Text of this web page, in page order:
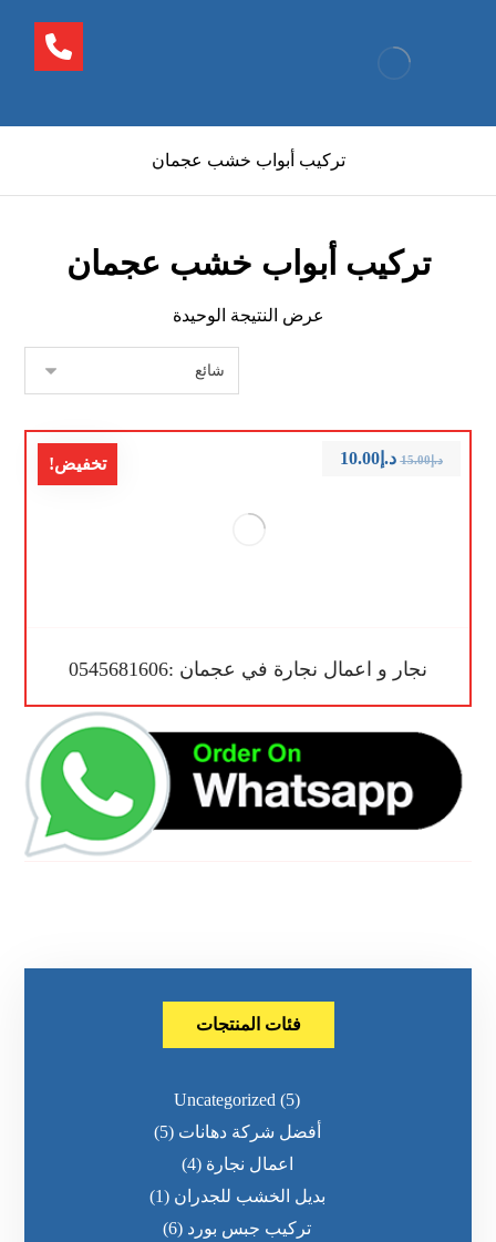
تركيب أبواب خشب عجمان
تركيب أبواب خشب عجمان
عرض النتيجة الوحيدة
تخفيض!
نجار و اعمال نجارة في عجمان :0545681606
د.إ15.00 د.إ10.00
فئات المنتجات
Uncategorized (5)
أفضل شركة دهانات (5)
اعمال نجارة (4)
بديل الخشب للجدران (1)
تركيب جبس بورد (6)